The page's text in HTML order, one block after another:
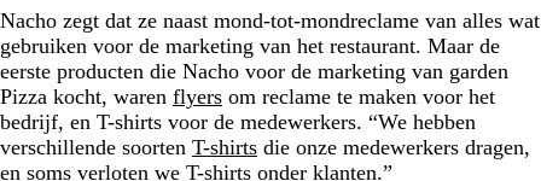
Nacho zegt dat ze naast mond-tot-mondreclame van alles wat
gebruiken voor de marketing van het restaurant. Maar de
eerste producten die Nacho voor de marketing van garden
Pizza kocht, waren flyers om reclame te maken voor het
bedrijf, en T-shirts voor de medewerkers. “We hebben
verschillende soorten T-shirts die onze medewerkers dragen,
en soms verloten we T-shirts onder klanten.”